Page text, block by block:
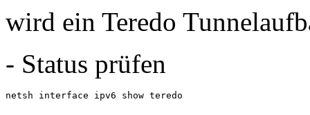
wird ein Teredo
- Status prüfen
netsh interface ipv6 show teredo